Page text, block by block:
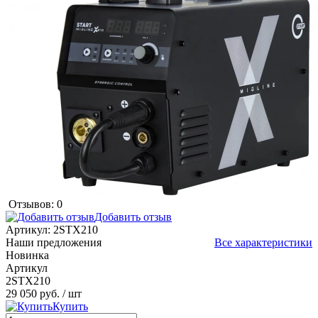
Отзывов: 0
Добавить отзыв
Артикул: 2STX210
Все характеристики
Наши предложения
Новинка
Артикул
2STX210
29 050 руб. / шт
Купить